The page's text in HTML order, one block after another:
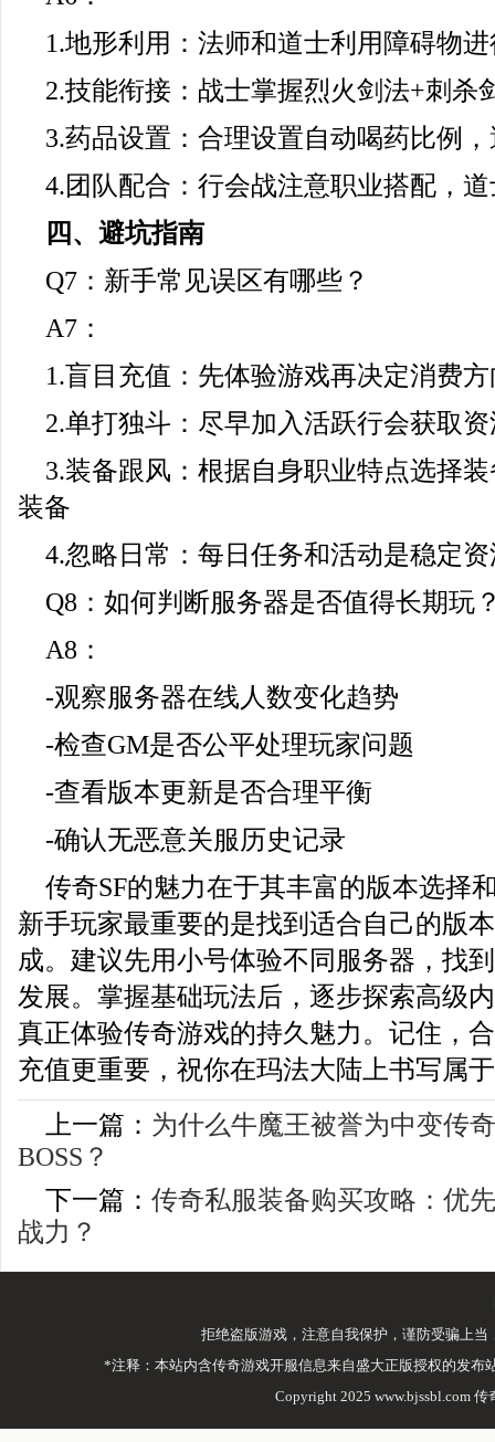
1.地形利用：法师和道士利用障碍物
2.技能衔接：战士掌握烈火剑法+刺杀
3.药品设置：合理设置自动喝药比例
4.团队配合：行会战注意职业搭配，
四、避坑指南
Q7：新手常见误区有哪些？
A7：
1.盲目充值：先体验游戏再决定消费
2.单打独斗：尽早加入活跃行会获取资
3.装备跟风：根据自身职业特点选择
装备
4.忽略日常：每日任务和活动是稳定
Q8：如何判断服务器是否值得长期玩
A8：
-观察服务器在线人数变化趋势
-检查GM是否公平处理玩家问题
-查看版本更新是否合理平衡
-确认无恶意关服历史记录
传奇SF的魅力在于其丰富的版本选择
新手玩家最重要的是找到适合自己的版
成。建议先用小号体验不同服务器，找
发展。掌握基础玩法后，逐步探索高级
真正体验传奇游戏的持久魅力。记住，
充值更重要，祝你在玛法大陆上书写属
上一篇： 为什么牛魔王被誉为中变传
BOSS？
下一篇： 传奇私服装备购买攻略：优
战力？
拒绝盗版游戏，注意自我保护，谨防受骗上
*注释：本站内含传奇游戏开服信息来自盛大正版授权的发
Copyright 2025 www.bjssbl.com